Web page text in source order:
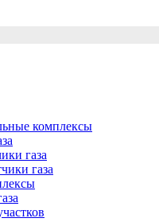
комплексы
газа
газа